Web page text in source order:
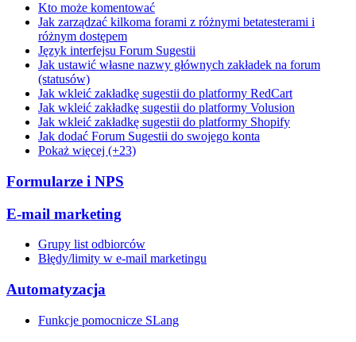
Kto może komentować
Jak zarządzać kilkoma forami z różnymi betatesterami i
różnym dostępem
Język interfejsu Forum Sugestii
Jak ustawić własne nazwy głównych zakładek na forum
(statusów)
Jak wkleić zakładkę sugestii do platformy RedCart
Jak wkleić zakładkę sugestii do platformy Volusion
Jak wkleić zakładkę sugestii do platformy Shopify
Jak dodać Forum Sugestii do swojego konta
Pokaż więcej (+23)
Formularze i NPS
E-mail marketing
Grupy list odbiorców
Błędy/limity w e-mail marketingu
Automatyzacja
Funkcje pomocnicze SLang